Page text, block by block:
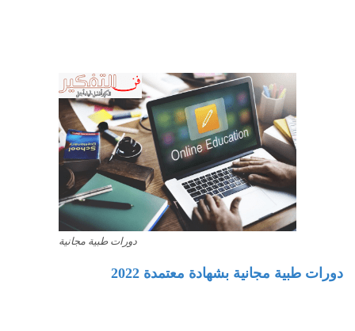
دورات طبية مجانية
دورات طبية مجانية بشهادة معتمدة 2022